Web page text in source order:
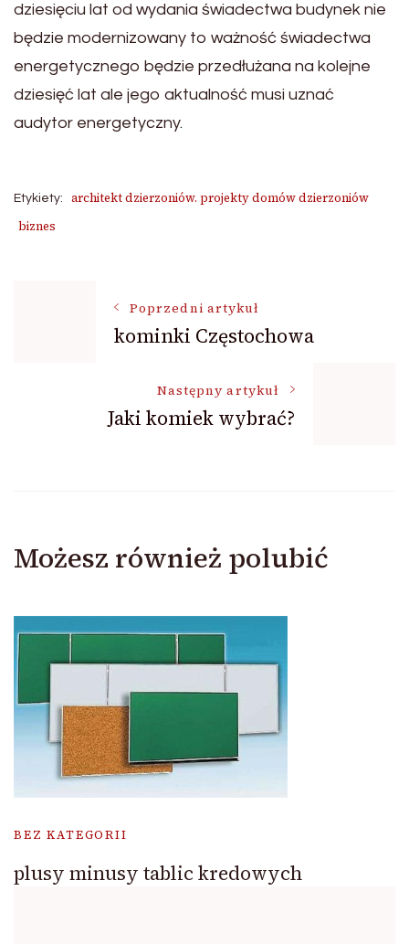
dziesięciu lat od wydania świadectwa budynek nie
będzie modernizowany to ważność świadectwa
energetycznego będzie przedłużana na kolejne
dziesięć lat ale jego aktualność musi uznać
audytor energetyczny.
Etykiety:
architekt dzierzoniów. projekty domów dzierzoniów
biznes
NawigacjaPoprzedni artykuł
kominki Częstochowa
Następny artykuł
Jaki komiek wybrać?
Możesz również polubić
BEZ KATEGORII
plusy minusy tablic kredowych